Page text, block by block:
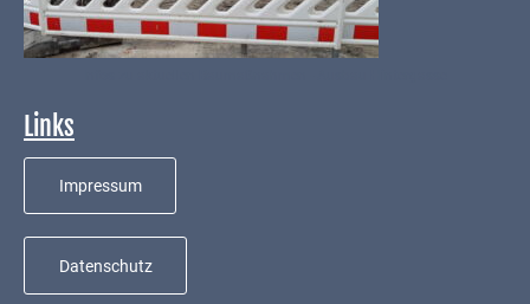
Institutionen
Kindergarten
Elternausschuss
Links
Impressum
Datenschutz